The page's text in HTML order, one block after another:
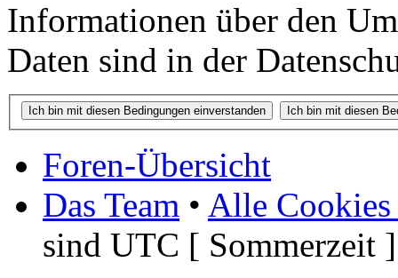
Informationen über den
Daten sind in der
Foren-Übersicht
Das Team • Alle Cookies
sind UTC [ Sommerzeit ]